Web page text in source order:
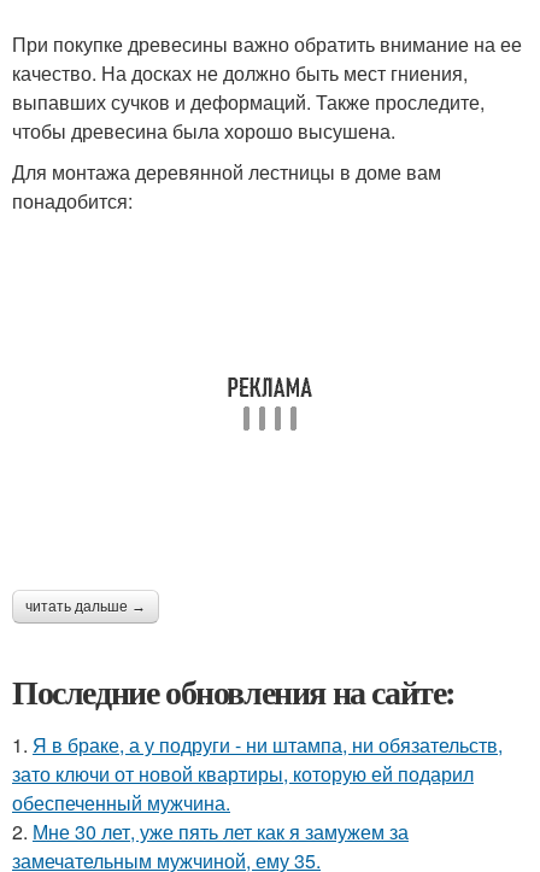
При покупке древесины важно обратить внимание на ее
качество. На досках не должно быть мест гниения,
выпавших сучков и деформаций. Также проследите,
чтобы древесина была хорошо высушена.
Для монтажа деревянной лестницы в доме вам
понадобится:
читать дальше →
Последние обновления на сайте:
1. Я в браке, а у подруги - ни штампа, ни обязательств,
зато ключи от новой квартиры, которую ей подарил
обеспеченный мужчина.
2. Мне 30 лет, уже пять лет как я замужем за
замечательным мужчиной, ему 35.